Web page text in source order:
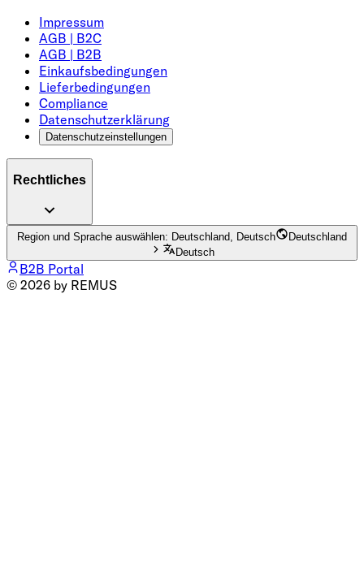
Impressum
AGB | B2C
AGB | B2B
Einkaufsbedingungen
Lieferbedingungen
Compliance
Datenschutzerklärung
Datenschutzeinstellungen
Rechtliches
Region und Sprache auswählen: Deutschland, Deutsch
Deutschland
Deutsch
B2B Portal
© 2026 by REMUS